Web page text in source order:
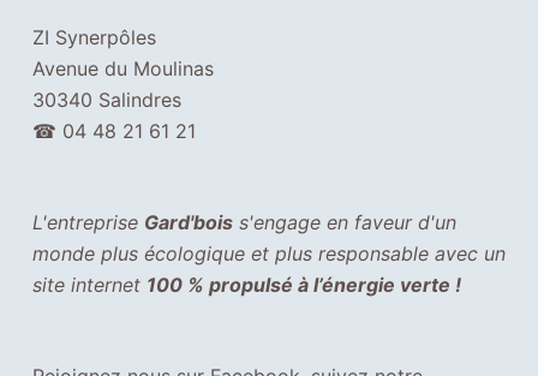
ZI Synerpôles
Avenue du Moulinas
30340 Salindres
☎ 04 48 21 61 21
L'entreprise Gard'boiss'engage en faveur d'un
monde plus écologique et plus responsable avec un
site internet 100 % propulsé à l’énergie verte !
I
n